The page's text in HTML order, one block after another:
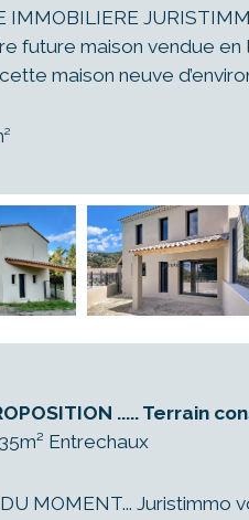
IMMOBILIERE
future maison vendue en
maison neuve
..... Terrain
Entrechaux
MOMENT...